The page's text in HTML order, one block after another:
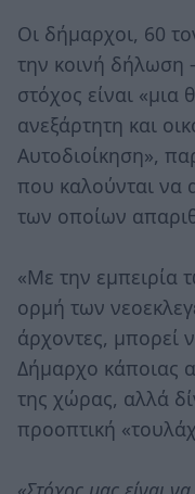
Οι δήμαρχοι, 60
την κοινή δήλωση
στόχος είναι «μια
ανεξάρτητη και
Αυτοδιοίκηση»,
που καλούνται να
των οποίων
«Με την εμπειρία
ορμή των
άρχοντες, μπορεί
Δήμαρχο κάποιας
της χώρας, αλλά
προοπτική